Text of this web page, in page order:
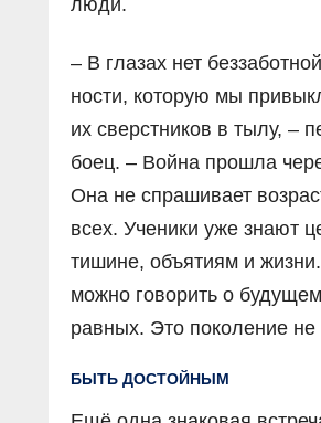
– В глазах нет
ности, которую мы
их сверстников в тылу, –
боец. – Война прошла
Она не спрашивает
всех. Ученики уже знают
тишине, объятиям и
можно говорить о
равных. Это поколение не
БЫТЬ ДОСТОЙНЫМ